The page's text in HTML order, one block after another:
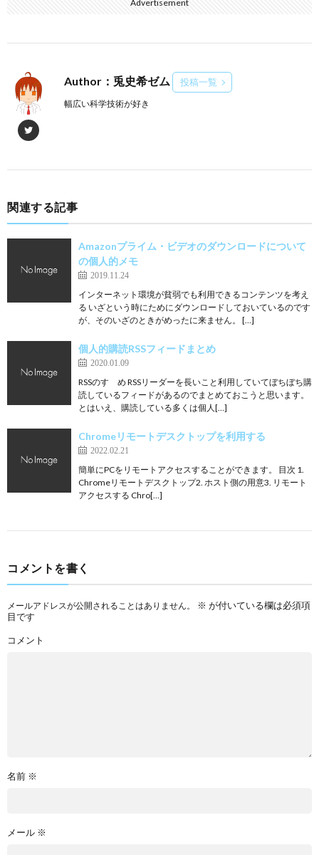
Advertisement
Author：兎史希ゼム 投稿一覧
幅広い科学技術が好き
関連する記事
Amazonプライム・ビデオのダウンロードについて
の個人的メモ
2019.11.24
インターネット環境が貧弱でも利用できるコンテンツを考え
る いざという時にためにダウンロードしておいているのです
が、そのいざのときがめったに来ません。 […]
個人的購読RSSフィードまとめ
2020.01.09
RSSのすゝめ RSSリーダーを長いこと利用していてぼちぼち購
読しているフィードがあるのでまとめておこうと思います。
とはいえ、購読している多くは個人[…]
Chromeリモートデスクトップを利用する
2022.02.21
簡単にPCをリモートアクセスすることができます。 目次 1.
Chromeリモートデスクトップ2. ホスト側の用意3. リモート
アクセスする Chro[…]
コメントを書く
メールアドレスが公開されることはありません。 ※ が付いている欄は必須項
目です
コメント
名前 ※
メール ※